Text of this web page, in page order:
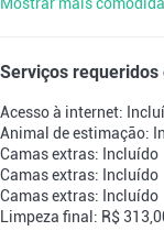
Serviços requeridos
Acesso à internet:
Animal de estimação:
Camas extras: Incluído
Camas extras: Incluído
Camas extras: Incluído
Limpeza final: R$